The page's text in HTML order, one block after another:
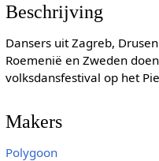
Beschrijving
Dansers uit Zagreb,
Roemenië en Zweden
volksdansfestival op het
Makers
Polygoon